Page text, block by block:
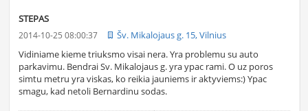
STEPAS
2014-10-25 08:00:37
Šv. Mikalojaus g. 15, Vilnius
Vidiniame kieme triuksmo visai nera. Yra problemu su auto
parkavimu. Bendrai Sv. Mikalojaus g. yra ypac rami. O uz poros
simtu metru yra viskas, ko reikia jauniems ir aktyviems:) Ypac
smagu, kad netoli Bernardinu sodas.